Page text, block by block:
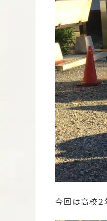
今回は高校２